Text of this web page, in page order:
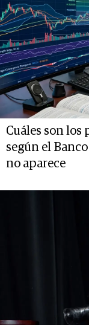
Cuáles son los
según el
no aparece